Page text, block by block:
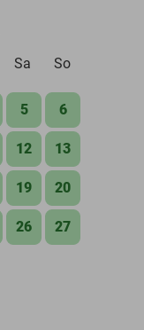
Sa So
5 6
12 13
19 20
26 27